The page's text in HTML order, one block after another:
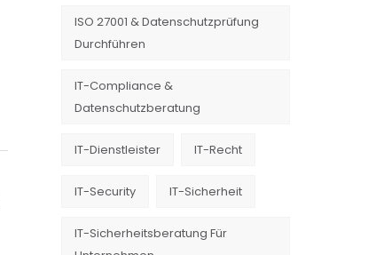
ISO 27001 & Datenschutzprüfung
Durchführen
IT-Compliance &
Datenschutzberatung
IT-Dienstleister IT-Recht
IT-Security IT-Sicherheit
IT-Sicherheitsberatung Für